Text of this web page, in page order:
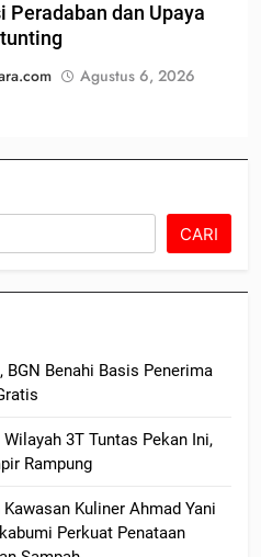
Peradaban dan Upaya
Agustus 6, 2026
CARI
BGN Benahi Basis Penerima
3T Tuntas Pekan Ini,
Rampung
Kuliner Ahmad Yani
Perkuat Penataan